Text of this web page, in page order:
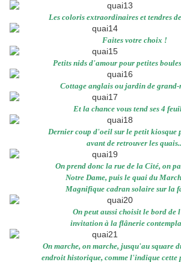
Les coloris extraordinaires et tendres
Faites votre choix !
Petits nids d'amour pour petites
Cottage anglais ou jardin de grand-
Et la chance vous tend ses 4
Dernier coup d'oeil sur le petit kiosque
avant de retrouver les
On prend donc la rue de la Cité, on
Notre Dame, puis le quai du
Magnifique cadran solaire sur la
On peut aussi choisit le bord de
invitation à la flânerie
On marche, on marche, jusqu'au square
endroit historique, comme l'indique cette